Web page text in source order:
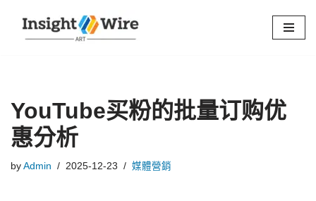
Skip
YouTube买粉的批量订购优
惠分析
by Admin 2025-12-23 媒體營銷